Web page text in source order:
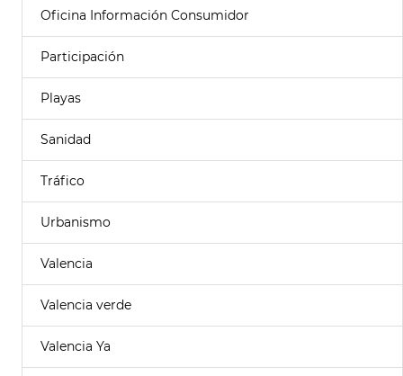
Oficina Información Consumidor
Participación
Playas
Sanidad
Tráfico
Urbanismo
Valencia
Valencia verde
Valencia Ya